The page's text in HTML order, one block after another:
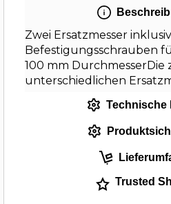
Zwei Ersatzmesser
Befestigungsschrauben
100 mm DurchmesserDie
unterschiedlichen
Technische
Trusted